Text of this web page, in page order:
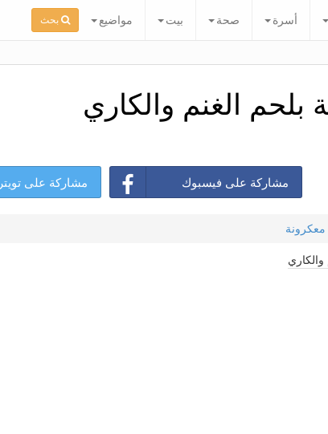
أسرة صحة بيت مواضيع بحث
بلحم الغنم والكاري
مشاركة على فيسبوك مشاركة على تويتر
معكرونة